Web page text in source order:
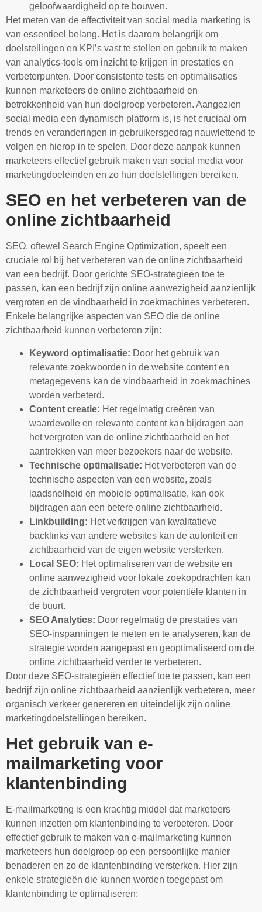
geloofwaardigheid op te bouwen.
Het meten van de effectiviteit van social media marketing is
van essentieel belang. Het is daarom belangrijk om
doelstellingen en KPI’s vast te stellen en gebruik te maken
van analytics-tools om inzicht te krijgen in prestaties en
verbeterpunten. Door consistente tests en optimalisaties
kunnen marketeers de online zichtbaarheid en
betrokkenheid van hun doelgroep verbeteren. Aangezien
social media een dynamisch platform is, is het cruciaal om
trends en veranderingen in gebruikersgedrag nauwlettend te
volgen en hierop in te spelen. Door deze aanpak kunnen
marketeers effectief gebruik maken van social media voor
marketingdoeleinden en zo hun doelstellingen bereiken.
SEO en het verbeteren van de
online zichtbaarheid
SEO, oftewel Search Engine Optimization, speelt een
cruciale rol bij het verbeteren van de online zichtbaarheid
van een bedrijf. Door gerichte SEO-strategieën toe te
passen, kan een bedrijf zijn online aanwezigheid aanzienlijk
vergroten en de vindbaarheid in zoekmachines verbeteren.
Enkele belangrijke aspecten van SEO die de online
zichtbaarheid kunnen verbeteren zijn:
Keyword optimalisatie: Door het gebruik van
relevante zoekwoorden in de website content en
metagegevens kan de vindbaarheid in zoekmachines
worden verbeterd.
Content creatie: Het regelmatig creëren van
waardevolle en relevante content kan bijdragen aan
het vergroten van de online zichtbaarheid en het
aantrekken van meer bezoekers naar de website.
Technische optimalisatie: Het verbeteren van de
technische aspecten van een website, zoals
laadsnelheid en mobiele optimalisatie, kan ook
bijdragen aan een betere online zichtbaarheid.
Linkbuilding: Het verkrijgen van kwalitatieve
backlinks van andere websites kan de autoriteit en
zichtbaarheid van de eigen website versterken.
Local SEO: Het optimaliseren van de website en
online aanwezigheid voor lokale zoekopdrachten kan
de zichtbaarheid vergroten voor potentiële klanten in
de buurt.
SEO Analytics: Door regelmatig de prestaties van
SEO-inspanningen te meten en te analyseren, kan de
strategie worden aangepast en geoptimaliseerd om de
online zichtbaarheid verder te verbeteren.
Door deze SEO-strategieën effectief toe te passen, kan een
bedrijf zijn online zichtbaarheid aanzienlijk verbeteren, meer
organisch verkeer genereren en uiteindelijk zijn online
marketingdoelstellingen bereiken.
Het gebruik van e-
mailmarketing voor
klantenbinding
E-mailmarketing is een krachtig middel dat marketeers
kunnen inzetten om klantenbinding te verbeteren. Door
effectief gebruik te maken van e-mailmarketing kunnen
marketeers hun doelgroep op een persoonlijke manier
benaderen en zo de klantenbinding versterken. Hier zijn
enkele strategieën die kunnen worden toegepast om
klantenbinding te optimaliseren: